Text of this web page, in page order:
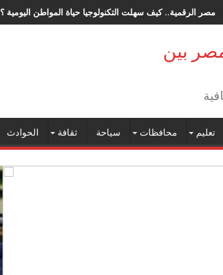
مصر الرقمية.. كيف سهلت التكنولوجيا حياة المواطن اليومية ؟
بين
تعليم محافظات سياحة ثقافة الحوادث